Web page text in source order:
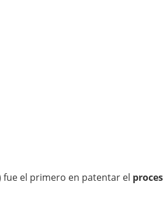
el primero en patentar el